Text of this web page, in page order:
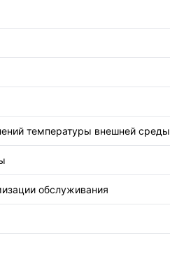
температуры внешней среды
обслуживания